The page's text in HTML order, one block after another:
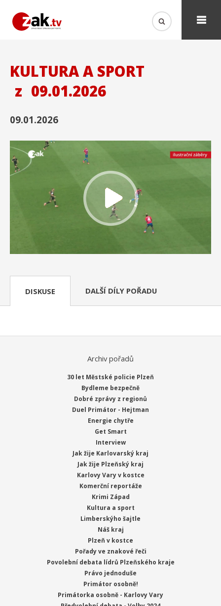
KULTURA A SPORT
z 09.01.2026
09.01.2026
DISKUSE DALŠÍ DÍLY POŘADU
Archiv pořadů
30 let Městské policie Plzeň
Bydleme bezpečně
Dobré zprávy z regionů
Duel Primátor - Hejtman
Energie chytře
Get Smart
Interview
Jak žije Karlovarský kraj
Jak žije Plzeňský kraj
Karlovy Vary v kostce
Komerční reportáže
Krimi Západ
Kultura a sport
Limberskýho šajtle
Náš kraj
Plzeň v kostce
Pořady ve znakové řeči
Povolební debata lídrů Plzeňského kraje
Právo jednoduše
Primátor osobně!
Primátorka osobně - Karlovy Vary